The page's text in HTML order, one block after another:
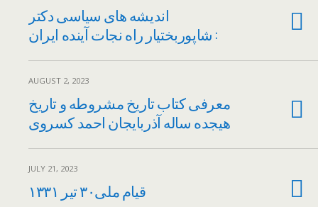
اندیشه های سیاسی دکتر
شاپوربختیار راه نجات آینده ایران :
AUGUST 2, 2023
معرفی کتاب تاریخ مشروطه و تاریخ
هیجده ساله آذربایجان احمد کسروی
JULY 21, 2023
قیام ملی۳۰ تیر ۱۳۳۱